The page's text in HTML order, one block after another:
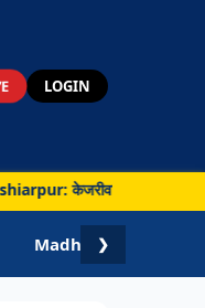
LOGIN
से मिले
Madhya Pradesh
❯